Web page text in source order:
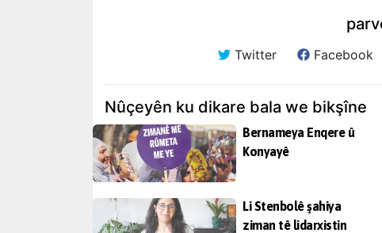
Twitter Facebook
Nûçeyên ku dikare bala we bikşîne
Bernameya Enqere û
Konyayê
Li Stenbolê şahiya
ziman tê lidarxistin